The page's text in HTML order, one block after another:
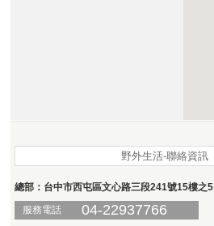
野外生活-聯絡資訊
總部：台中市西屯區文心路三段241號15樓之5
服務電話
04-22937766